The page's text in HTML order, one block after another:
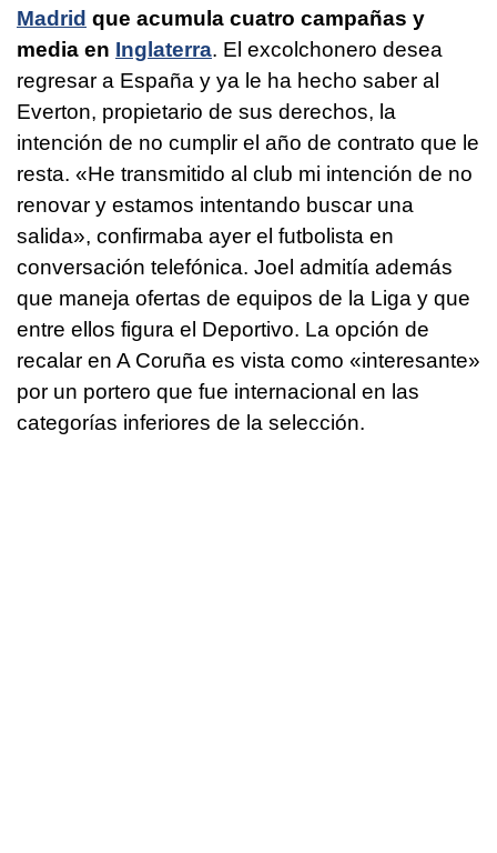
Madrid que acumula cuatro campañas y
media en Inglaterra. El excolchonero desea
regresar a España y ya le ha hecho saber al
Everton, propietario de sus derechos, la
intención de no cumplir el año de contrato que le
resta. «He transmitido al club mi intención de no
renovar y estamos intentando buscar una
salida», confirmaba ayer el futbolista en
conversación telefónica. Joel admitía además
que maneja ofertas de equipos de la Liga y que
entre ellos figura el Deportivo. La opción de
recalar en A Coruña es vista como «interesante»
por un portero que fue internacional en las
categorías inferiores de la selección.